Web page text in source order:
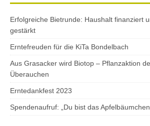
Erfolgreiche Bietrunde: Haushalt finanziert
gestärkt
Erntefreuden für die KiTa Bondelbach
Aus Grasacker wird Biotop – Pflanzaktion
Überauchen
Erntedankfest 2023
Spendenaufruf: „Du bist das